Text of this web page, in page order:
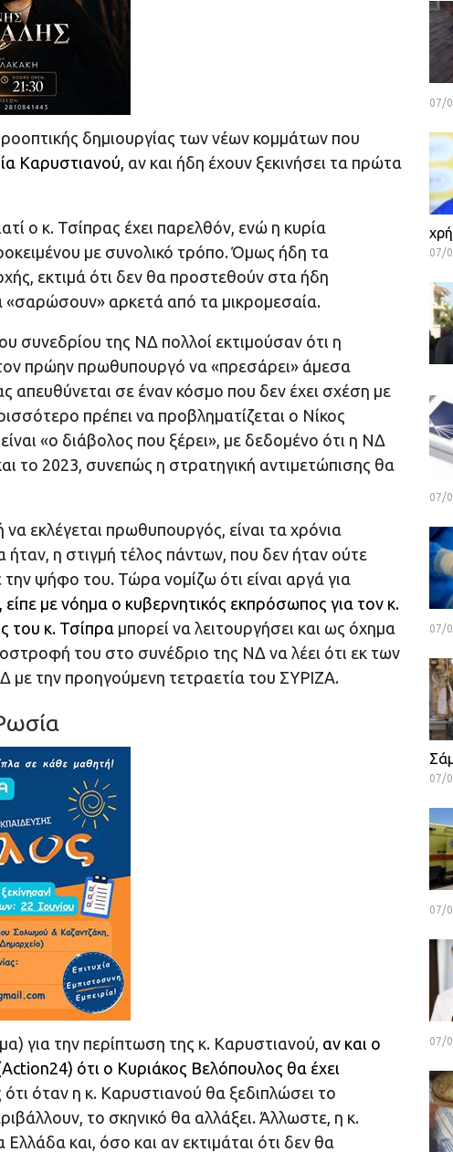
δημιουργίας των νέων κομμάτων που
Καρυστιανού, αν και ήδη έχουν ξεκινήσει τα πρώτα
ο κ. Τσίπρας έχει παρελθόν, ενώ η κυρία
με συνολικό τρόπο. Όμως ήδη τα
εκτιμά ότι δεν θα προστεθούν στα ήδη
«σαρώσουν» αρκετά από τα μικρομεσαία.
συνεδρίου της ΝΔ πολλοί εκτιμούσαν ότι η
πρώην πρωθυπουργό να «πρεσάρει» άμεσα
απευθύνεται σε έναν κόσμο που δεν έχει σχέση με
πρέπει να προβληματίζεται ο Νίκος
«ο διάβολος που ξέρει», με δεδομένο ότι η ΝΔ
το 2023, συνεπώς η στρατηγική αντιμετώπισης θα
εκλέγεται πρωθυπουργός, είναι τα χρόνια
η στιγμή τέλος πάντων, που δεν ήταν ούτε
ψήφο του. Τώρα νομίζω ότι είναι αργά για
, είπε με νόημα ο κυβερνητικός εκπρόσωπος για τον κ.
του κ. Τσίπρα μπορεί να λειτουργήσει και ως όχημα
του στο συνέδριο της ΝΔ να λέει ότι εκ των
με την προηγούμενη τετραετία του ΣΥΡΙΖΑ.
για την περίπτωση της κ. Καρυστιανού, αν και ο
ότι ο Κυριάκος Βελόπουλος θα έχει
ότι όταν η κ. Καρυστιανού θα ξεδιπλώσει το
το σκηνικό θα αλλάξει. Άλλωστε, η κ.
και, όσο και αν εκτιμάται ότι δεν θα
07/
07/
07/
07/
07/
07/
07/